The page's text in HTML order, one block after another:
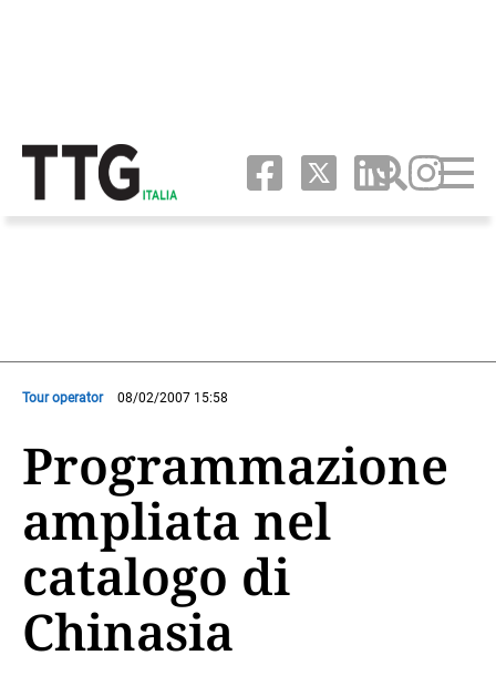
Tour operator 08/02/2007 15:58
Programmazione
ampliata nel
catalogo di
Chinasia